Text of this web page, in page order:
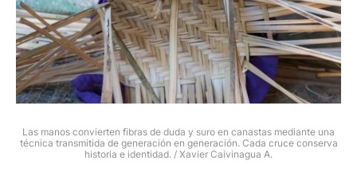
Las manos convierten fibras de duda y suro en canastas mediante una
técnica transmitida de generación en generación. Cada cruce conserva
historia e identidad. / Xavier Caivinagua A.